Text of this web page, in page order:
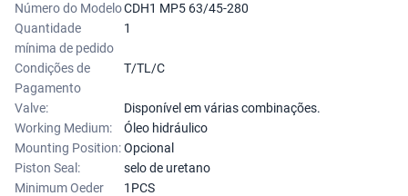
Número do ModeloCDH1 MP5 63/45-280
Quantidade
mínima de pedido
1
Condições de
Pagamento
T/TL/C
Valve:
Disponível em várias combinações.
Working Medium:
Óleo hidráulico
Mounting Position:Opcional
Piston Seal:
selo de uretano
Minimum Oeder
1PCS